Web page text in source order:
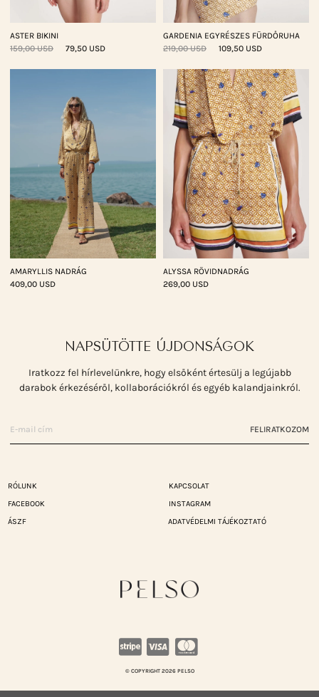
ASTER BIKINI
159,00 USD
79,50 USD
GARDENIA EGYRÉSZES FÜRDŐRUHA
219,00 USD
109,50 USD
AMARYLLIS NADRÁG
409,00 USD
ALYSSA RÖVIDNADRÁG
269,00 USD
NAPSÜTÖTTE ÚJDONSÁGOK
Iratkozz fel hírlevelünkre, hogy elsőként értesülj a legújabb
darabok érkezéséről, kollaborációkról és egyéb kalandjainkról.
FELIRATKOZOM
RÓLUNK
KAPCSOLAT
FACEBOOK
INSTAGRAM
ÁSZF
ADATVÉDELMI TÁJÉKOZTATÓ
© COPYRIGHT 2026 PELSO